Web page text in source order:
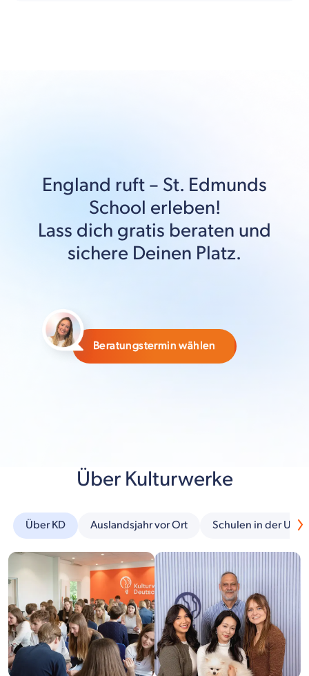
England ruft – St. Edmunds
School erleben!
Lass dich gratis beraten und
sichere Deinen Platz.
Beratungstermin wählen
Über Kulturwerke
Über KD Auslandsjahr vor Ort Schulen in der